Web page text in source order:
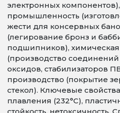
электронных
промышленность
жести для консервных
(легирование бронз и
подшипников),
(производство
оксидов, стабилизаторов
производство (покрытие
стекол). Ключевые
плавления (232°C),